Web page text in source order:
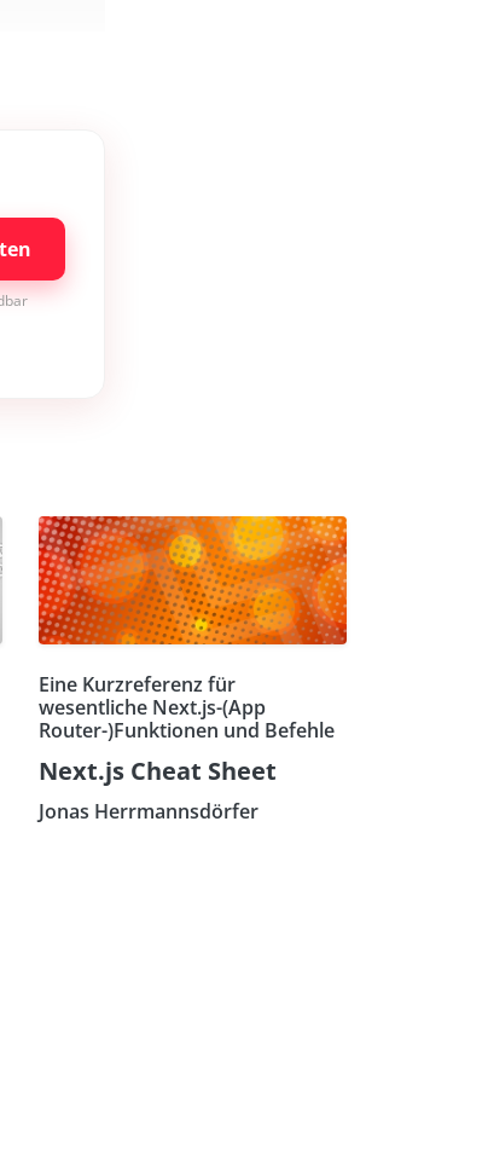
Eine Kurzreferenz für
wesentliche Next.js-(App
Router-)Funktionen und Befehle
Next.js Cheat Sheet
Jonas Herrmannsdörfer